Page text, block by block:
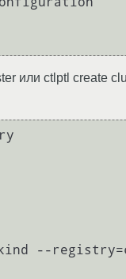
или ctlptl create
--